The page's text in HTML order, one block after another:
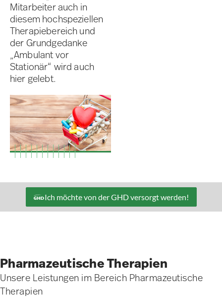
Mitarbeiter auch in
diesem hochspeziellen
Therapiebereich und
der Grundgedanke
„Ambulant vor
Stationär“ wird auch
hier gelebt.
Ich möchte von der GHD versorgt werden!
Pharmazeutische Therapien
Unsere Leistungen im Bereich Pharmazeutische
Therapien